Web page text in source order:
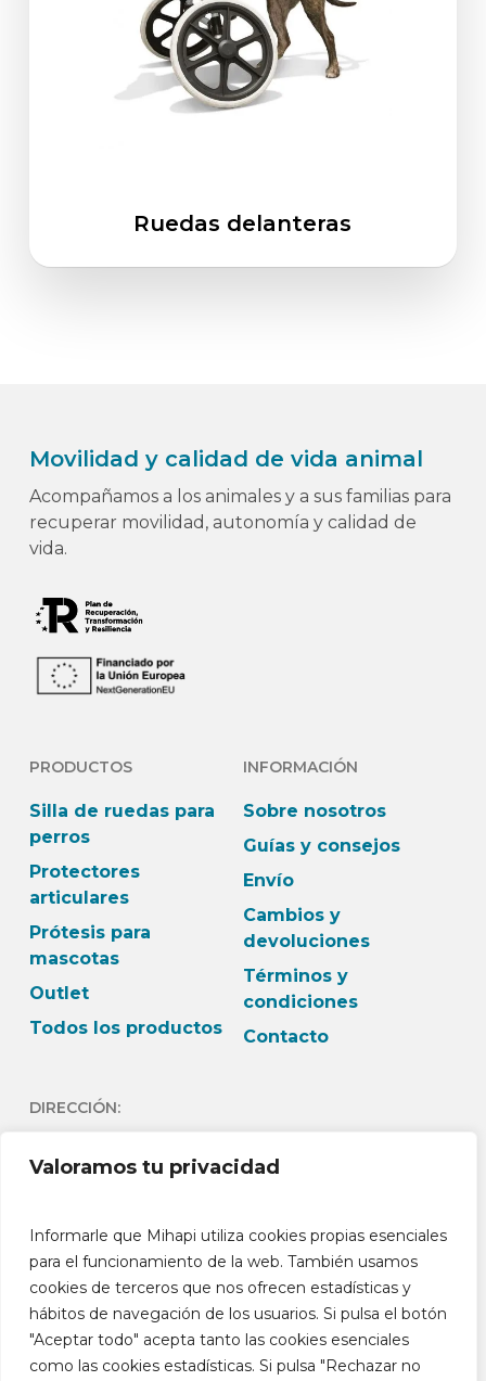
Valoramos tu privacidad
Informarle que Mihapi utiliza cookies propias esenciales
para el funcionamiento de la web. También usamos
cookies de terceros que nos ofrecen estadísticas y
hábitos de navegación de los usuarios. Si pulsa el botón
"Aceptar todo" acepta tanto las cookies esenciales
como las cookies estadísticas. Si pulsa "Rechazar no
Ruedas delanteras
Movilidad y calidad de vida animal
Acompañamos a los animales y a sus familias para
recuperar movilidad, autonomía y calidad de
vida.
PRODUCTOS
Silla de ruedas para
perros
Protectores
articulares
Prótesis para
mascotas
Outlet
Todos los productos
INFORMACIÓN
Sobre nosotros
Guías y consejos
Envío
Cambios y
devoluciones
Términos y
condiciones
Contacto
DIRECCIÓN:
Dch 03730- Jávea -
L-J: 9h-13:30h L-J: 15h –
18:30h V: 9h-14h